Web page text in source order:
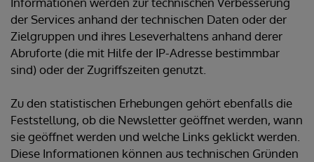
der Services anhand der technischen Daten oder der
Zielgruppen und ihres Leseverhaltens anhand derer
Abruforte (die mit Hilfe der IP-Adresse bestimmbar
sind) oder der Zugriffszeiten genutzt.
Zu den statistischen Erhebungen gehört ebenfalls die
Feststellung, ob die Newsletter geöffnet werden, wann
sie geöffnet werden und welche Links geklickt werden.
Diese Informationen können aus technischen Gründen